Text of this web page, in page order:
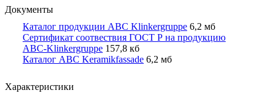
Документы
Каталог продукции ABC Klinkergruppe 6,2 мб
Сертификат соотвествия ГОСТ Р на продукцию
ABC-Klinkergruppe 157,8 кб
Каталог ABC Keramikfassade 6,2 мб
Характеристики